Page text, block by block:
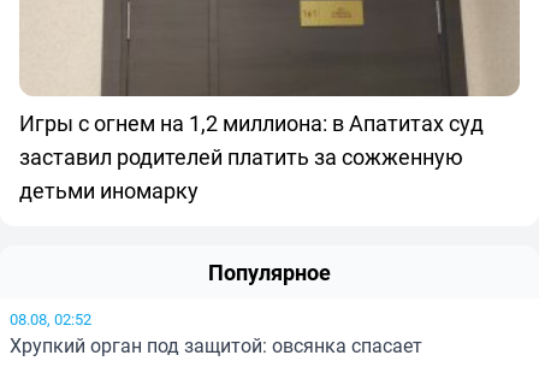
Игры с огнем на 1,2 миллиона: в Апатитах суд
заставил родителей платить за сожженную
детьми иномарку
Популярное
08.08, 02:52
Хрупкий орган под защитой: овсянка спасает